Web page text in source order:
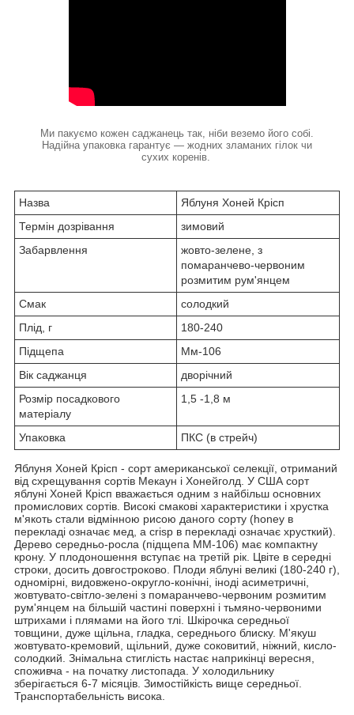
Ми пакуємо кожен саджанець так, ніби веземо його собі.
Надійна упаковка гарантує — жодних зламаних гілок чи
сухих коренів.
Назва
Яблуня Хоней Крісп
Термін дозрівання
зимовий
Забарвлення
жовто-зелене, з
помаранчево-червоним
розмитим рум'янцем
Смак
солодкий
Плід, г
180-240
Підщепа
Мм-106
Вік саджанця
дворічний
Розмір посадкового
матеріалу
1,5 -1,8 м
Упаковка ПКС (в стрейч)
Яблуня Хоней Крісп - сорт американської селекції, отриманий
від схрещування сортів Мекаун і Хонейголд. У США сорт
яблуні Хоней Крісп вважається одним з найбільш основних
промислових сортів. Високі смакові характеристики і хрустка
м'якоть стали відмінною рисою даного сорту (honey в
перекладі означає мед, а crisp в перекладі означає хрусткий).
Дерево середньо-росла (підщепа ММ-106) має компактну
крону. У плодоношення вступає на третій рік. Цвіте в середні
строки, досить довгостроково. Плоди яблуні великі (180-240 г),
одномірні, видовжено-округло-конічні, іноді асиметричні,
жовтувато-світло-зелені з помаранчево-червоним розмитим
рум'янцем на більшій частині поверхні і тьмяно-червоними
штрихами і плямами на його тлі. Шкірочка середньої
товщини, дуже щільна, гладка, середнього блиску. М'якуш
жовтувато-кремовий, щільний, дуже соковитий, ніжний, кисло-
солодкий. Знімальна стиглість настає наприкінці вересня,
споживча - на початку листопада. У холодильнику
зберігається 6-7 місяців. Зимостійкість вище середньої.
Транспортабельність висока.